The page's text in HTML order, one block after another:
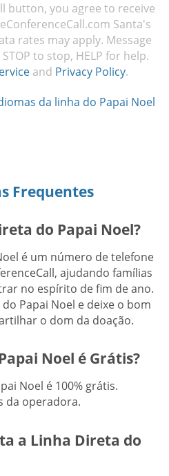
button, you agree to receive
Santa's
rates may apply. Message
to stop, HELP for help.
and Privacy Policy.
da linha do Papai Noel
Frequentes
do Papai Noel?
é um número de telefone
ajudando famílias
no espírito de fim de ano.
Papai Noel e deixe o bom
o dom da doação.
Noel é Grátis?
Noel é 100% grátis.
da operadora.
a Linha Direta do